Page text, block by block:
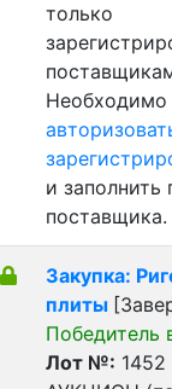
только
Необходимо
и заполнить
поставщика.
Закупка:
плиты
Победитель
Лот №: 1452